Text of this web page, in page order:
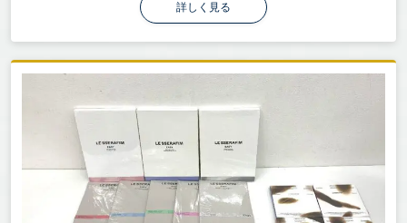
詳しく見る